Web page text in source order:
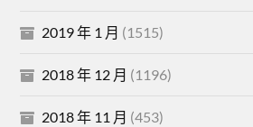
2019 年 1 月 (1515)
2018 年 12 月 (1196)
2018 年 11 月 (453)